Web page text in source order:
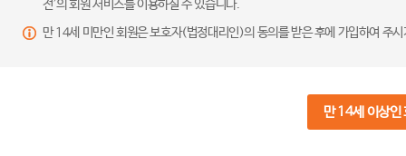
전’의 회원 서비스를 이용하실 수 있습니다.
만 14세 미만인 회원은 보호자(법정대리인)의 동의를 받은 후에 가입하여 주
만 14세 이상인